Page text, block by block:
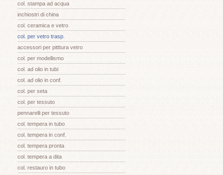
col. stampa ad acqua
inchiostri di china
col. ceramica e vetro
col. per vetro trasp.
accessori per pitttura vetro
col. per modellismo
col. ad olio in tubi
col. ad olio in conf.
col. per seta
col. per tessuto
pennarelli per tessuto
col. tempera in tubo
col. tempera in conf.
col. tempera pronta
col. tempera a dita
col. restauro in tubo